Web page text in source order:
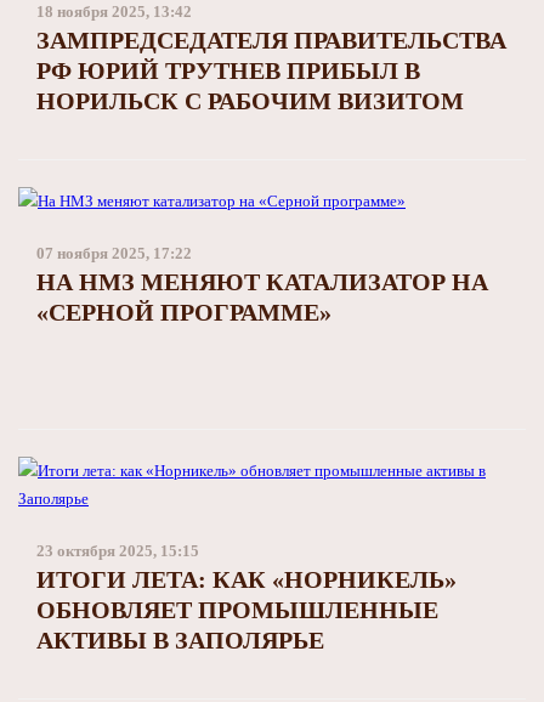
18 ноября 2025, 13:42
ЗАМПРЕДСЕДАТЕЛЯ ПРАВИТЕЛЬСТВА
РФ ЮРИЙ ТРУТНЕВ ПРИБЫЛ В
НОРИЛЬСК С РАБОЧИМ ВИЗИТОМ
07 ноября 2025, 17:22
НА НМЗ МЕНЯЮТ КАТАЛИЗАТОР НА
«СЕРНОЙ ПРОГРАММЕ»
23 октября 2025, 15:15
ИТОГИ ЛЕТА: КАК «НОРНИКЕЛЬ»
ОБНОВЛЯЕТ ПРОМЫШЛЕННЫЕ
АКТИВЫ В ЗАПОЛЯРЬЕ